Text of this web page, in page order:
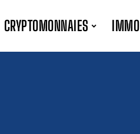
CRYPTOMONNAIES IMMO